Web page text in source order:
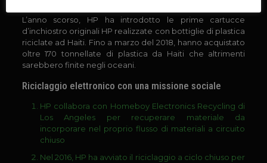
L’anno scorso, HP ha introdotto le prime cartucce
d’inchiostro originali HP realizzate con bottiglie di plastica
riciclate ad Haiti. Fino a marzo del 2018, hanno acquistato
oltre 170 tonnellate di plastica da Haiti che altrimenti
sarebbero finite negli oceani.
Riciclaggio elettronico con una missione sociale
HP collabora con Homeboy Electronics Recycling di
Los Angeles per recuperare materiale da
incorporare nel proprio flusso di materiali a circuito
chiuso
Nel 2016, HP ha avviato il riciclaggio a ciclo chiuso per